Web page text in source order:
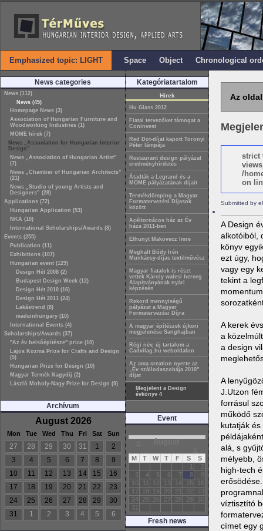
Emphasized topic: LIGHT Space Object Chronological
News categories
News (112)
News (45)
Homepage News (3)
Association of Hungarian Furniture and
Woodworking Industries (1)
MOME hírek (7)
News „Association for Hungarian Interior
Design”
News „Association of Hungarian Artist”
(7)
News „Chamber of Hungarian Architects”
(21)
News „Studio of young Artists and
Designers” (28)
Applications (72)
Hungarian Application (53)
NKA (10)
International Scholarships/Awards (8)
Events (255)
Publication (11)
Exhibitions (107)
Hungarian event (129)
Design Hét 2008 (2)
Budapest Design Week (12)
Design Hét 2010 (16)
Design Hét 2011 (24)
Lakástrend (8)
madeinhungary (10)
International Events (4)
Scholarships/Awards (37)
"Az év belsőépítésze" price (10)
Lajos Kozma Prize for Crafts and Design
(5)
Hungarian Prize for Design (10)
Magyar Termék Nagydíj (2)
László Moholy-Nagy Prize for Design (9)
Archívum
August 2026
Mon Tue Wed Thu Fri Sat Sun
27 28 29 30 31 1
2
3
4 5 6 7 8
9
10
11 12 13 14 15
16
17
18 19 20 21 22
23
24
25 26 27 28 29
30
31
1 2 3 4 5 6
Kategóriatartalom
Hírek
Hu Glass 2012
Fiatal tervezőket támogat a
Coninvest
Red Dot-díjat kapott Toronyi
Péter lámpája
Restaurant design pályázat
eredményhírdetés
Átadták a Legrand és a
MOME pályázatának díjait
Termékdömping a Magyar
Formatervezési Díjasok
között
Acéltornácos ház az Év
háza 2011-ben
Elhunyt Makovecz Imre
Meghalt Bódy Irén
Munkácsy-díjas textilművész
Magyar fiatalok is részt
vettek Károly walesi herceg
Alapítványának nyári
képzésén
Rekord mennyiségű
pályázat a Magyar
Formatervezési Díjra
A magyar építészek újkori
megjelenése Sanghajban
Régi név, új tartalom a
Cadvilag.hu weboldalon
Az ama creation nyerte az
„Év szállodaszobája 2010”
díjat
Megjelent a Design
évkönyv 4
Event
« August
M T W T F S
S
1
2
3
4 5 6 7 8
9
10
11 12 13 14 15
16
17
18 19 20 21 22
23
24
25 26 27 28 29
30
31
Fresh news
Az
strict
/
on
Submitted by
A Design
alkotóiból,
könyv
ezt úgy,
vagy egy
tekint a
A kerek
a
a design
A
J.Utzon
forrásul
működő
kutatják
alá, s
mélyebb,
high-tech
víztisztító
címet egy